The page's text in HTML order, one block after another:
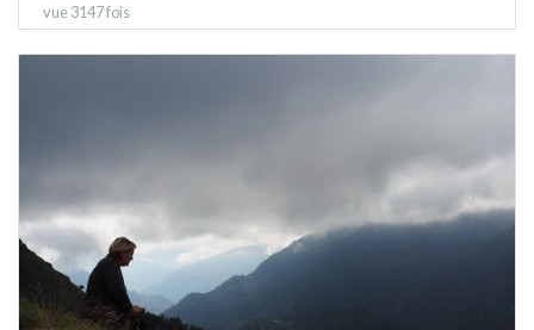
vue 3147 fois